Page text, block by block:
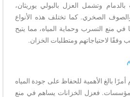
بالدمام وتشمل العزل بالبولي يوريثان،
الصخري. كما تختلف هذه الأنواع
في منع التسرب وحماية المياه، مما يتيح
وفقًا لاحتياجاتهم ومتطلبات الخزان.
أمرًا بالغ الأهمية للحفاظ على جودة المياه
فعزل الخزانات يساهم في منع